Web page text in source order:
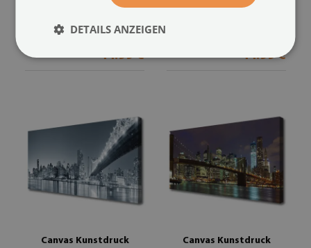
(#44705368)
44.99 €
(#43877162)
44.99 €
Canvas Kunstdruck
Canvas Kunstdruck
DETAILS ANZEIGEN